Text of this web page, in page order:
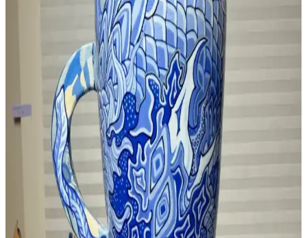
GLANCE seramik kili ve aksesuarları, el işi ve seramik projelerinde
yüksek kalite ve çeşitli seçenekler sunar. Uygun fiyatlı, dayanıklı ve
kullanımı kolay ürünlerle yaratıcılığınızı ortaya çıkarın.
Neon Plus 10 Adet Sanat Boyama Seti - Çok Yönlü
ve Dayanıklı Sanat Malzemeleri
Neon Plus 10 Adet Boyama Seti, çeşitli tekniklere uygun dayanıklı
fırçalar ve yüksek kalite malzemelerle sanat ve hobi tutkunlarının
vazgeçilmezi oluyor.
Cadence İpek Fırça: Hobi ve El Sanatlarında Hassas
Detaylar İçin Uygun Seçenek
Cadence İpek Fırça, doğal ipek kıllarıyla hobi ve el sanatlarında
hassas ve detaylı çalışmalar için ideal bir seçimdir. Boya tutma
kapasitesi sayesinde suluboya ve akrilik uygulamalarda canlı renkler
sunar.